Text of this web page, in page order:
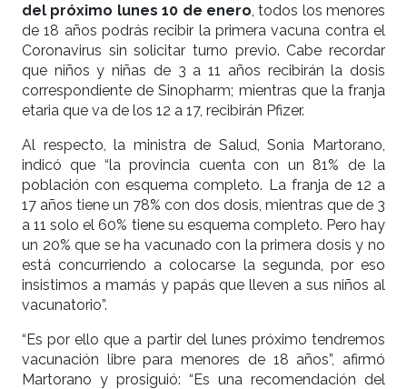
del próximo lunes 10 de enero , todos los menores
de 18 años podrás recibir la primera vacuna contra el
Coronavirus sin solicitar turno previo. Cabe recordar
que niños y niñas de 3 a 11 años recibirán la dosis
correspondiente de Sinopharm; mientras que la franja
etaria que va de los 12 a 17, recibirán Pfizer.
Al respecto, la ministra de Salud, Sonia Martorano,
indicó que “la provincia cuenta con un 81% de la
población con esquema completo. La franja de 12 a
17 años tiene un 78% con dos dosis, mientras que de 3
a 11 solo el 60% tiene su esquema completo. Pero hay
un 20% que se ha vacunado con la primera dosis y no
está concurriendo a colocarse la segunda, por eso
insistimos a mamás y papás que lleven a sus niños al
vacunatorio”.
“Es por ello que a partir del lunes próximo tendremos
vacunación libre para menores de 18 años”, afirmó
Martorano y prosiguió: “Es una recomendación del